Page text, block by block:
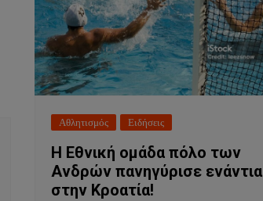
Αθλητισμός Ειδήσεις
Η Εθνική ομάδα πόλο των
Ανδρών πανηγύρισε ενάντια
στην Κροατία!